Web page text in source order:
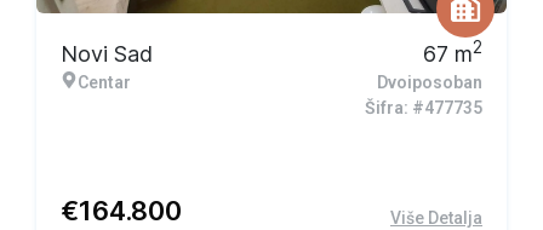
Novi Sad
Centar
67 m2
Dvoiposoban
Šifra: #477735
€164.800 Više Detalja